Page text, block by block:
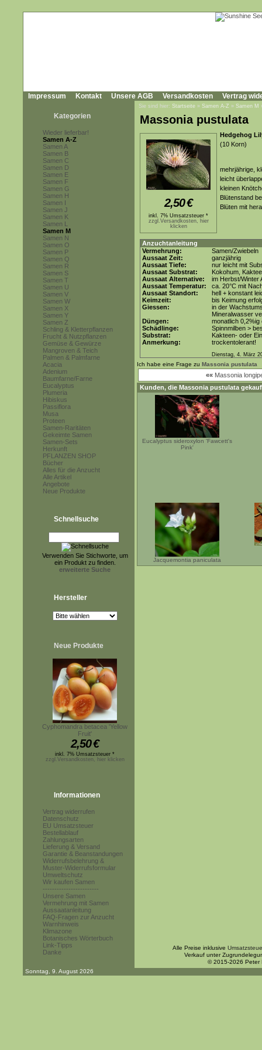
Impressum Kontakt Unsere AGB Versandkosten Vertrag
Kategorien
Wieder lieferbar!
Samen A-Z
Samen A
Samen B
Samen C
Samen D
Samen E
Samen F
Samen G
Samen H
Samen I
Samen J
Samen K
Samen L
Samen M
Samen N
Samen O
Samen P
Samen Q
Samen R
Samen S
Samen T
Samen U
Samen V
Samen W
Samen X
Samen Y
Samen Z
Schling & Kletterpflanzen
Frucht & Nutzpflanzen
Gemüse & Gewürze
Mangroven & Teich
Palmen & Palmfarne
Acacia
Adenium
Baumfarne/Farne
Eucalyptus
Plumeria
Hibiskus
Passiflora
Musa
Proteen
Samen-Raritäten
Gekeimte Samen
Samen-Sets
Herkunft
PFLANZEN SHOP
Bücher
Alles für die Anzucht
Alle Artikel
Angebote
Neue Produkte
Schnellsuche
Verwenden Sie Stichworte, um
ein Produkt zu finden.
erweiterte Suche
Hersteller
Neue Produkte
Cyphomandra betacea 'Yellow
Fruit'
2,50€
inkl. 7% Umsatzsteuer *
zzgl.Versandkosten, hier klicken
Informationen
Vertrag widerrufen
Datenschutz
EU Umsatzsteuer
Bestellablauf
Zahlungsarten
Lieferung & Versand
Garantie & Beanstandungen
Widerrufsbelehrung &
Muster-Widerrufsformular
Umweltschutz
Wir kaufen Samen
------------------------
Unsere Samen
Vermehrung mit Samen
Aussaatanleitung
FAQ-Fragen zur Anzucht
Warnhinweis
Klimazone
Botanisches Wörterbuch
Link-Tipps
Danke
Sie sind hier: Startseite » Samen A-Z » Samen M
Massonia pustulata
2,50€
inkl. 7% Umsatzsteuer *
zzgl.Versandkosten, hier
klicken
Hedgehog
(10 Korn)
mehrjährige,
leicht
kleinen
Blütenstand
Blüten mit
Anzuchtanleitung
Vermehrung:
Samen/Zwiebeln
Aussaat Zeit:
ganzjährig
Aussaat Tiefe:
nur leicht mit
Aussaat Substrat:
Kokohum,
Aussaat Alternative:
im Herbst/Winter
Aussaat Temperatur:
ca. 20°C mit
Aussaat Standort:
hell + konstant
Keimzeit:
bis Keimung
Giessen:
in der
Mineralwasser
Düngen:
monatlich 0,2%ig
Schädlinge:
Spinnmilben >
Substrat:
Kakteen- oder
Anmerkung:
trockentolerant!
Dienstag, 4. März
Ich habe eine Frage zu Massonia pustulata
«« Massonia
Kunden, die Massonia pustulata
Eucalyptus sideroxylon 'Fawcett's
Pink'
Jacquemontia paniculata
Alle Preise inklusive
Verkauf unter
© 2015-2026 Peter
Sonntag, 9. August 2026